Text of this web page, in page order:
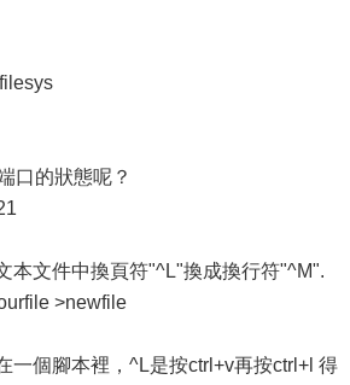
口的狀態呢？
本文件中換頁符"^L"換成換行符"^M".
>newfile
一個腳本裡，^L是按ctrl+v再按ctrl+l 得